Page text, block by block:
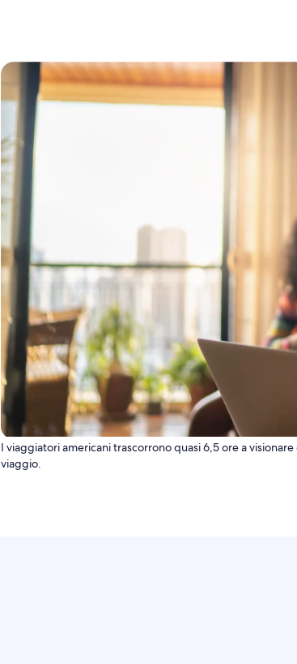
I viaggiatori americani trascorrono quasi 6,5 ore a
viaggio.